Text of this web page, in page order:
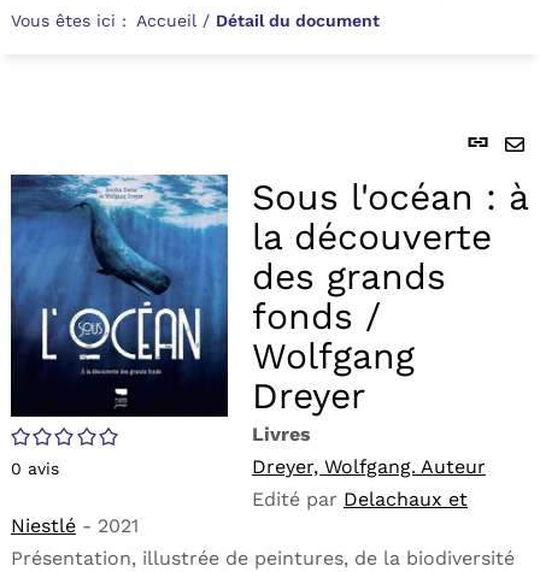
Vous êtes ici : Accueil / Détail du document
/5
0 avis
Sous l'océan : à
la découverte
des grands
fonds /
Wolfgang
Dreyer
Livres
Dreyer, Wolfgang. Auteur
Edité par Delachaux et
Niestlé - 2021
Présentation, illustrée de peintures, de la biodiversité